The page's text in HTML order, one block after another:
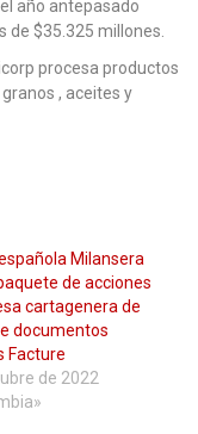
año antepasado
de $35.325 millones.
procesa productos
, aceites y
española Milansera
de acciones
cartagenera de
documentos
Facture
de 2022